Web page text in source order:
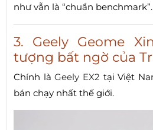
như vẫn là “chuẩn benchmark”.
3. Geely Geome
tượng bất ngờ của
Chính làGeely EX2 tại Việt
bán chạy nhất thế giới.